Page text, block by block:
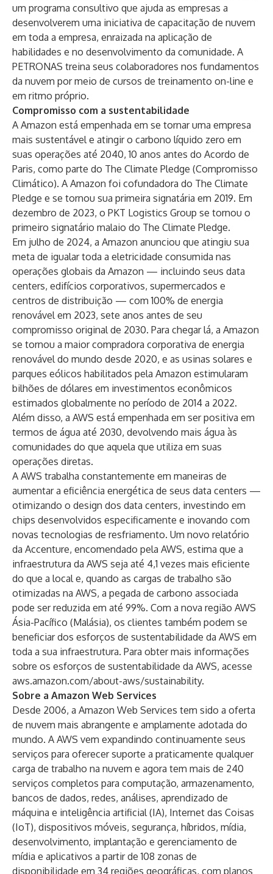
um programa consultivo que ajuda as empresas a
desenvolverem uma iniciativa de capacitação de nuvem
em toda a empresa, enraizada na aplicação de
habilidades e no desenvolvimento da comunidade. A
PETRONAS treina seus colaboradores nos fundamentos
da nuvem por meio de cursos de treinamento on-line e
em ritmo próprio.
Compromisso com a sustentabilidade
A Amazon está empenhada em se tornar uma empresa
mais sustentável e atingir o carbono líquido zero em
suas operações até 2040, 10 anos antes do Acordo de
Paris, como parte do The Climate Pledge (Compromisso
Climático). A Amazon foi cofundadora do The Climate
Pledge e se tornou sua primeira signatária em 2019. Em
dezembro de 2023, o PKT Logistics Group se tornou o
primeiro signatário malaio do The Climate Pledge.
Em julho de 2024, a Amazon anunciou que atingiu sua
meta de igualar toda a eletricidade consumida nas
operações globais da Amazon — incluindo seus data
centers, edifícios corporativos, supermercados e
centros de distribuição — com 100% de energia
renovável em 2023, sete anos antes de seu
compromisso original de 2030. Para chegar lá, a Amazon
se tornou a maior compradora corporativa de energia
renovável do mundo desde 2020, e as usinas solares e
parques eólicos habilitados pela Amazon estimularam
bilhões de dólares em investimentos econômicos
estimados globalmente no período de 2014 a 2022.
Além disso, a AWS está empenhada em ser positiva em
termos de água até 2030, devolvendo mais água às
comunidades do que aquela que utiliza em suas
operações diretas.
A AWS trabalha constantemente em maneiras de
aumentar a eficiência energética de seus data centers —
otimizando o design dos data centers, investindo em
chips desenvolvidos especificamente e inovando com
novas tecnologias de resfriamento. Um novo relatório
da Accenture, encomendado pela AWS, estima que a
infraestrutura da AWS seja até 4,1 vezes mais eficiente
do que a local e, quando as cargas de trabalho são
otimizadas na AWS, a pegada de carbono associada
pode ser reduzida em até 99%. Com a nova região AWS
Ásia-Pacífico (Malásia), os clientes também podem se
beneficiar dos esforços de sustentabilidade da AWS em
toda a sua infraestrutura. Para obter mais informações
sobre os esforços de sustentabilidade da AWS, acesse
aws.amazon.com/about-aws/sustainability.
Sobre a Amazon Web Services
Desde 2006, a Amazon Web Services tem sido a oferta
de nuvem mais abrangente e amplamente adotada do
mundo. A AWS vem expandindo continuamente seus
serviços para oferecer suporte a praticamente qualquer
carga de trabalho na nuvem e agora tem mais de 240
serviços completos para computação, armazenamento,
bancos de dados, redes, análises, aprendizado de
máquina e inteligência artificial (IA), Internet das Coisas
(IoT), dispositivos móveis, segurança, híbridos, mídia,
desenvolvimento, implantação e gerenciamento de
mídia e aplicativos a partir de 108 zonas de
disponibilidade em 34 regiões geográficas, com planos